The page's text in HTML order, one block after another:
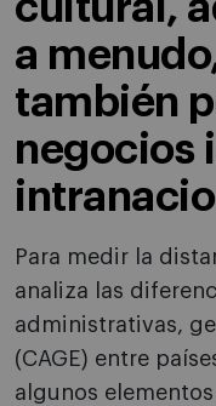
a
también
negocios
Para medir la
analiza las
administrativas,
(CAGE) entre
algunos